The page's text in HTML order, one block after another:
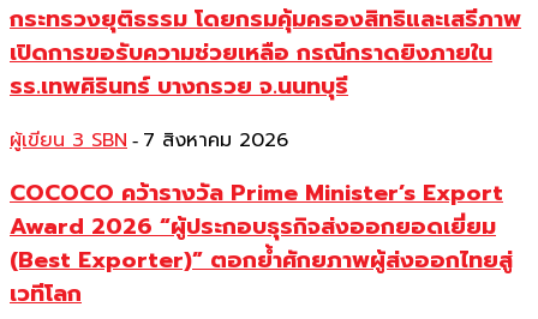
กระทรวงยุติธรรม โดยกรมคุ้มครองสิทธิและเสรีภาพ
เปิดการขอรับความช่วยเหลือ กรณีกราดยิงภายใน
รร.เทพศิรินทร์ บางกรวย จ.นนทบุรี
ผู้เขียน 3 SBN - 7 สิงหาคม 2026
COCOCO คว้ารางวัล Prime Minister’s Export
Award 2026 “ผู้ประกอบธุรกิจส่งออกยอดเยี่ยม
(Best Exporter)” ตอกย้ำศักยภาพผู้ส่งออกไทยสู่
เวทีโลก